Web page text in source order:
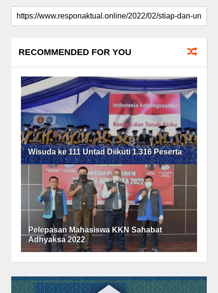
RECOMMENDED FOR YOU
Wisuda ke 111 Untad Diikuti 1.316 Peserta
Pelepasan Mahasiswa KKN Sahabat
Adhyaksa 2022